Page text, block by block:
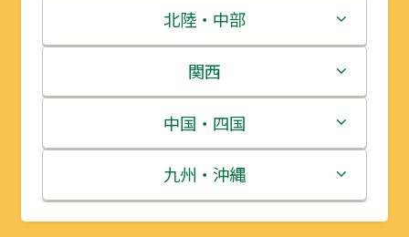
青森県
岩手県
宮城県
秋田県
山形県
茨城県
栃木県
群馬県
埼玉県
千葉県
北陸・中部
新潟県
富山県
石川県
福井県
関西
三重県
滋賀県
京都府
中国・四国
鳥取県
島根県
九州・沖縄
福岡県